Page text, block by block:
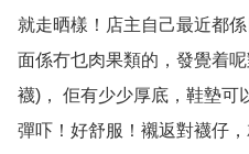
就走晒樣！店主自己最近都
面係冇乜肉果類的，發覺着
襪)， 佢有少少厚底，鞋墊可
彈吓！好舒服！襯返對襪仔